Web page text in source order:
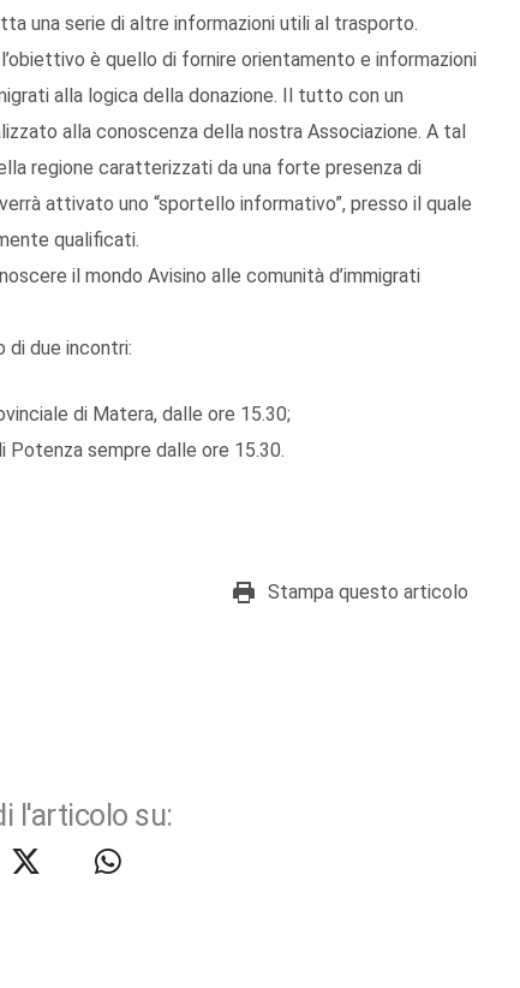
una serie di altre informazioni utili al trasporto.
è quello di fornire orientamento e informazioni
alla logica della donazione. Il tutto con un
alla conoscenza della nostra Associazione. A tal
regione caratterizzati da una forte presenza di
attivato uno “sportello informativo”, presso il quale
qualificati.
il mondo Avisino alle comunità d’immigrati
due incontri:
di Matera, dalle ore 15.30;
sempre dalle ore 15.30.
Stampa questo articolo
l'articolo su: